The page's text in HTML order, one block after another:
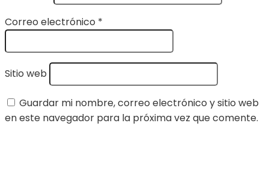
Correo electrónico *
Sitio web
Guardar mi nombre, correo electrónico y sitio web
en este navegador para la próxima vez que comente.